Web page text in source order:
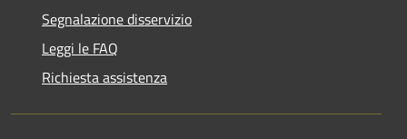
Segnalazione disservizio
Leggi le FAQ
Richiesta assistenza